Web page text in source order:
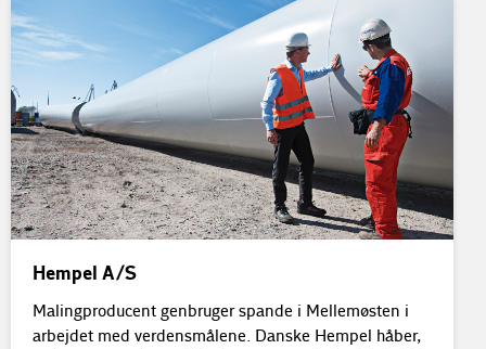
Hempel A/S
Malingproducent genbruger spande i Mellemøsten i
arbejdet med verdensmålene. Danske Hempel håber,